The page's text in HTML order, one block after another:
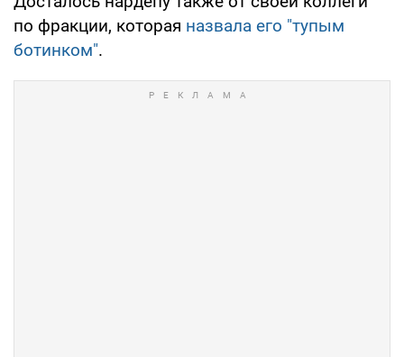
по фракции, которая назвала его "тупым
ботинком".